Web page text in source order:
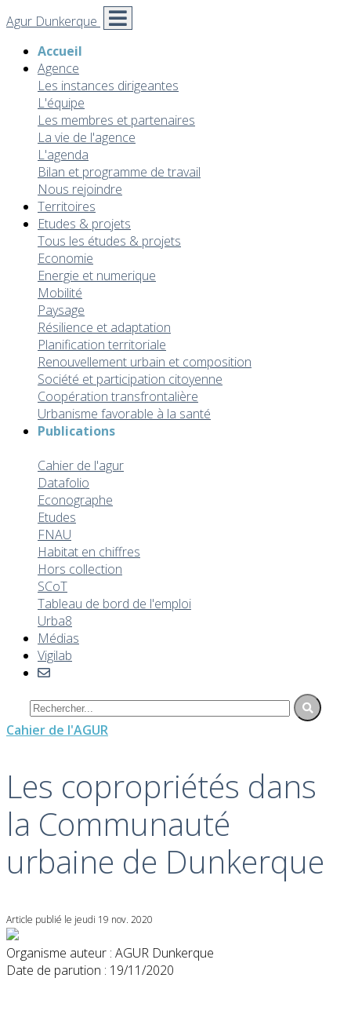
Agur Dunkerque
Accueil
Agence
Les instances dirigeantes
L'équipe
Les membres et partenaires
La vie de l'agence
L'agenda
Bilan et programme de travail
Nous rejoindre
Territoires
Etudes & projets
Tous les études & projets
Economie
Energie et numerique
Mobilité
Paysage
Résilience et adaptation
Planification territoriale
Renouvellement urbain et composition
Société et participation citoyenne
Coopération transfrontalière
Urbanisme favorable à la santé
Publications
Cahier de l'agur
Datafolio
Econographe
Etudes
FNAU
Habitat en chiffres
Hors collection
SCoT
Tableau de bord de l'emploi
Urba8
Médias
Vigilab
Cahier de l'AGUR
Les copropriétés dans
la Communauté
urbaine de Dunkerque
Article publié le jeudi 19 nov. 2020
Organisme auteur : AGUR Dunkerque
Date de parution : 19/11/2020